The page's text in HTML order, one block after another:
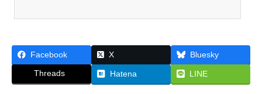
Facebook X Bluesky
Threads Hatena LINE